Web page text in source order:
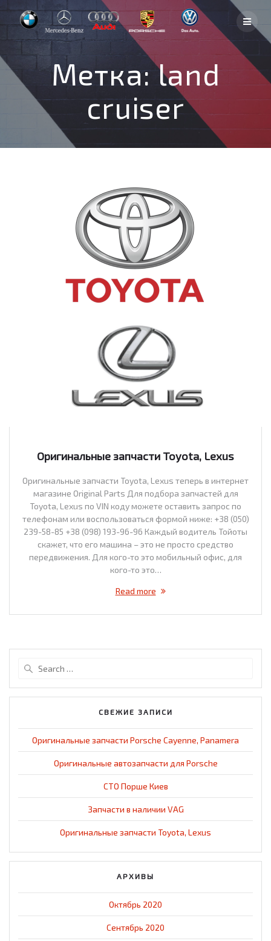
to
content
Метка:land
cruiser
Оригинальные запчасти Toyota, Lexus
Оригинальные запчасти Toyota, Lexus теперь в интернет
магазине Original Parts Для подбора запчастей для
Toyota, Lexus по VIN коду можете оставить запрос по
телефонам или воспользоваться формой ниже: +38 (050)
239-58-85 +38 (098) 193-96-96 Каждый водитель Тойоты
скажет, что его машина – это не просто средство
передвижения. Для кого-то это мобильный офис, для
кого-то это…
Read more
СВЕЖИЕ ЗАПИСИ
Оригинальные запчасти Porsche Cayenne, Panamera
Оригинальные автозапчасти для Porsche
СТО Порше Киев
Запчасти в наличии VAG
Оригинальные запчасти Toyota, Lexus
АРХИВЫ
Октябрь 2020
Сентябрь 2020